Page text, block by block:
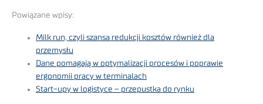
Powiązane wpisy:
Milk run, czyli szansa redukcji kosztów również dla
przemysłu
Dane pomagają w optymalizacji procesów i poprawie
ergonomii pracy w terminalach
Start-upy w logistyce – przepustka do rynku